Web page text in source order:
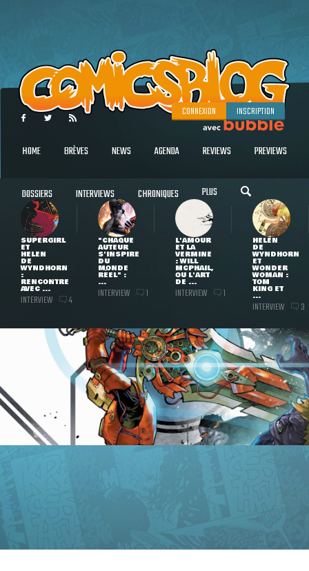
CONNEXION INSCRIPTION
HOME BRÈVES NEWS AGENDA REVIEWS PREVIEWS
DOSSIERS INTERVIEWS CHRONIQUES PLUS
SUPERGIRL
ET
HELEN
DE
WYNDHORN
:
RENCONTRE
AVEC ...
INTERVIEW 4
"CHAQUE
AUTEUR
S'INSPIRE
DU
MONDE
RÉEL" :
...
INTERVIEW 1
L'AMOUR
ET LA
VERMINE
: WILL
MCPHAIL,
OU L'ART
DE ...
INTERVIEW 1
HELEN
DE
WYNDHORN
ET
WONDER
WOMAN :
TOM
KING ET
...
INTERVIEW 3